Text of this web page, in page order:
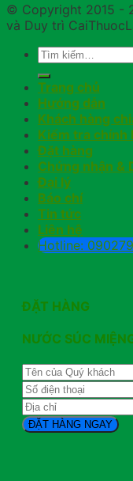
© Copyright 2015 -
và Duy trì
Trang chủ
Hướng dẫn
Khách hàng
Kiểm tra chính
Đặt hàng
Chứng nhận &
Đại lý
Báo chí
Tin tức
Liên hệ
Hotline:
ĐẶT HÀNG
NƯỚC SÚC